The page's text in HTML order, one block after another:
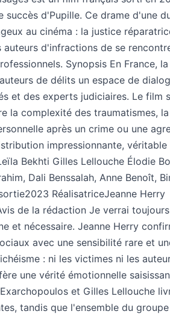
succès d'Pupille. Ce drame d'une
au cinéma : la justice
d'infractions de se
Synopsis En France, la
de délits un espace de
et des experts judiciaires. Le film
la complexité des traumatismes, la
après un crime ou une
impressionnante, véritable
Bekhti Gilles Lellouche Élodie
Dali Benssalah, Anne Benoît,
RéalisatriceJeanne Herry
de la rédaction Je verrai
et nécessaire. Jeanne Herry
avec une sensibilité rare et
: ni les victimes ni les
une vérité émotionnelle
et Gilles Lellouche
tandis que l'ensemble du